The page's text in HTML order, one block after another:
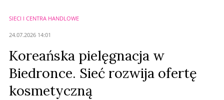
SIECI I CENTRA HANDLOWE
24.07.2026 14:01
Koreańska pielęgnacja w
Biedronce. Sieć rozwija ofertę
kosmetyczną